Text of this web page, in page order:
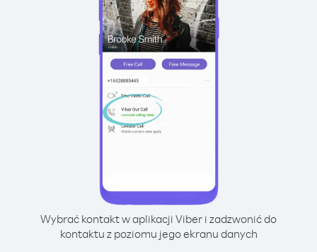
Wybrać kontakt w aplikacji Viber i zadzwonić do
kontaktu z poziomu jego ekranu danych